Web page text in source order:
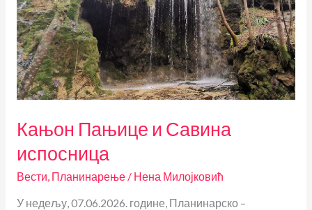
Кањон Пањице и Савина
испосница
Вести, Планинарење/ Нена Милојковић
У недељу, 07.06.2026. године, Планинарско –